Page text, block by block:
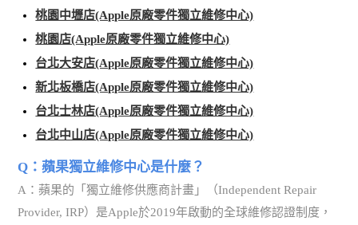
桃園中壢店(Apple原廠零件獨立維修中心)
桃園店(Apple原廠零件獨立維修中心)
台北大安店(Apple原廠零件獨立維修中心)
新北板橋店(Apple原廠零件獨立維修中心)
台北士林店(Apple原廠零件獨立維修中心)
台北中山店(Apple原廠零件獨立維修中心)
Q：蘋果獨立維修中心是什麼？
A：蘋果的「獨立維修供應商計畫」（Independent Repair
Provider, IRP）是Apple於2019年啟動的全球維修認證制度，